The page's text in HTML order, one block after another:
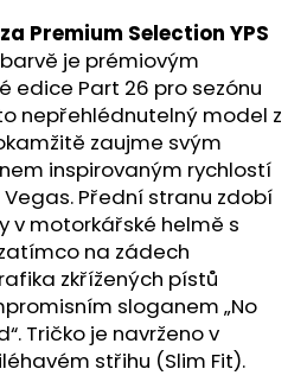
Premium Selection YPS
je prémiovým
edice Part 26 pro sezónu
nepřehlédnutelný model z
zaujme svým
inspirovaným rychlostí
Přední stranu zdobí
v motorkářské helmě s
na zádech
zkřížených pístů
sloganem „No
Tričko je navrženo v
střihu (Slim Fit).